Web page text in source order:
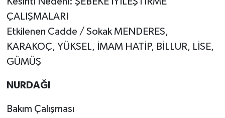
ÇALIŞMALARI
Etkilenen Cadde / Sokak MENDERES,
KARAKOÇ, YÜKSEL, İMAM HATİP, BİLLUR, LİSE,
GÜMÜŞ
NURDAĞI
Bakım Çalışması